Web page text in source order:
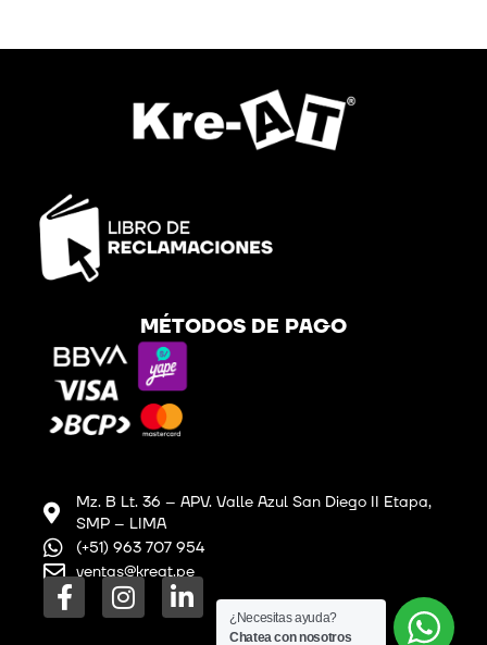
MÉTODOS DE PAGO
Mz. B Lt. 36 – APV. Valle Azul San Diego II Etapa,
SMP – LIMA
(+51) 963 707 954
ventas@kreat.pe
F
a
I
n
L
i
¿Necesitas ayuda?
Chatea con nosotros